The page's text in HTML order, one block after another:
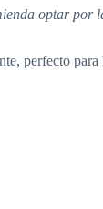
optar
perfecto para